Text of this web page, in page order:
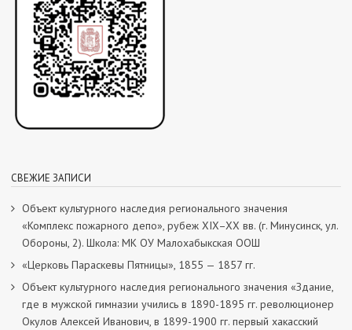
СВЕЖИЕ ЗАПИСИ
Объект культурного наследия регионального значения
«Комплекс пожарного депо», рубеж XIX–XX вв. (г. Минусинск, ул.
Обороны, 2). Школа: МК ОУ Малохабыкская ООШ
«Церковь Параскевы Пятницы», 1855 — 1857 гг.
Объект культурного наследия регионального значения «Здание,
где в мужской гимназии учились в 1890-1895 гг. революционер
Окулов Алексей Иванович, в 1899-1900 гг. первый хакасский